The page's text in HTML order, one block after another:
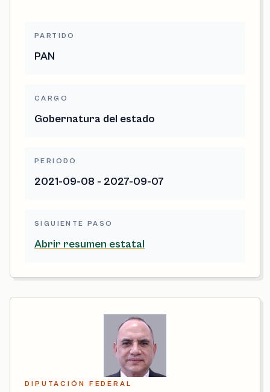
PARTIDO
PAN
CARGO
Gobernatura del estado
PERIODO
2021-09-08 - 2027-09-07
SIGUIENTE PASO
Abrir resumen estatal
DIPUTACIÓN FEDERAL